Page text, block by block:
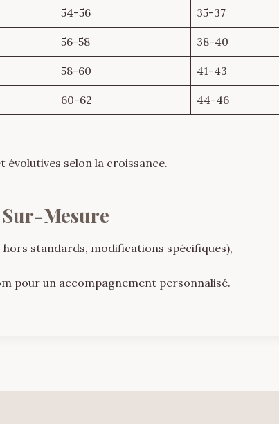
54-56 35-37
56-58 38-40
58-60 41-43
60-62 44-46
selon la croissance.
Sur-Mesure
standards, modifications spécifiques),
pour un accompagnement personnalisé.